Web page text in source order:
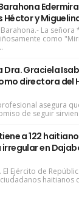
Héctor y
Barahona.- La
como
Dra. Graciela
directora del
asegura
de seguir
a 122
en
El Ejército de
haitianos